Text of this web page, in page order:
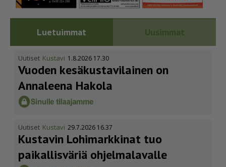
Luetuimmat Uusimmat
Uutiset Kustavi 1.8.2026 17.30
Vuoden kesäkus­ta­vi­lainen on
Annaleena Hakola
Uutiset Kustavi 29.7.2026 16.37
Kustavin Lohimarkkinat tuo
paikallisväriä ohjelmalavalle